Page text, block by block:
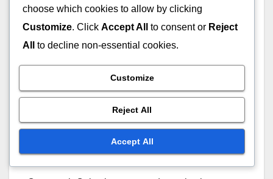
Overwatch Coins met echt geld te kopen, wat een
directere methode biedt om gewenste items te
Waarde van Overwatch
Coins versus aankopen
met echt geld
choose which cookies to allow by clicking
Customize. Click Accept All to consent or Reject
All
to decline non-essential cookies.
Customize
Reject All
Accept All